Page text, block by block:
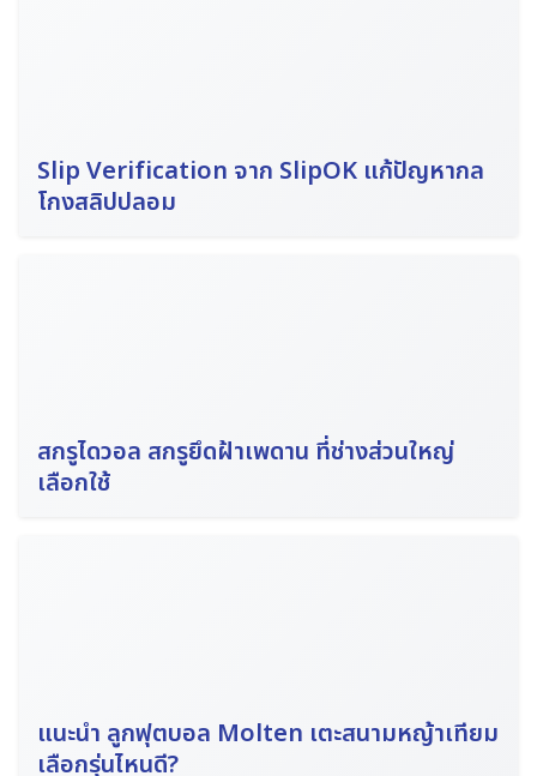
Slip Verification จาก SlipOK แก้ปัญหากล
โกงสลิปปลอม
สกรูไดวอล สกรูยึดฝ้าเพดาน ที่ช่างส่วนใหญ่
เลือกใช้
แนะนำ ลูกฟุตบอล Molten เตะสนามหญ้าเทียม
เลือกรุ่นไหนดี?